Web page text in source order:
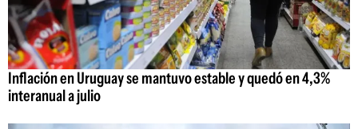
Inflación en Uruguay se mantuvo estable y quedó en 4,3%
interanual a julio